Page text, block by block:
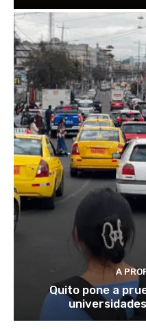
A
Quito pone a